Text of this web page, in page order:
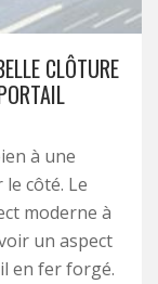
CLÔTURE
à une
côté. Le
moderne à
un aspect
en fer forgé.